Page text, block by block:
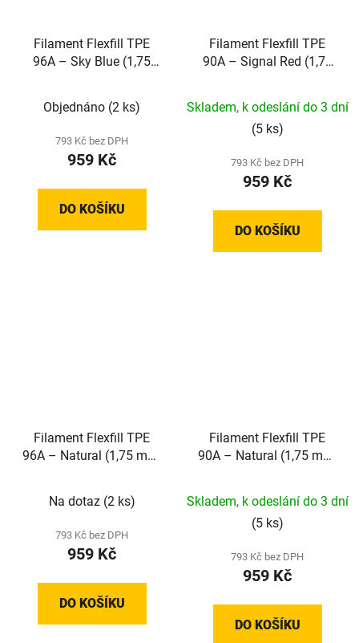
Filament Flexfill TPE
96A – Sky Blue (1,75
Objednáno (2 ks)
793 Kč bez DPH
959 Kč
DO KOŠÍKU
Filament Flexfill TPE
90A – Signal Red (1,75
Skladem, k odeslání do 3 dní
(5 ks)
793 Kč bez DPH
959 Kč
DO KOŠÍKU
Filament Flexfill TPE
96A – Natural (1,75 mm;
Na dotaz (2 ks)
793 Kč bez DPH
959 Kč
DO KOŠÍKU
Filament Flexfill TPE
90A – Natural (1,75 mm;
Skladem, k odeslání do 3 dní
(5 ks)
793 Kč bez DPH
959 Kč
DO KOŠÍKU